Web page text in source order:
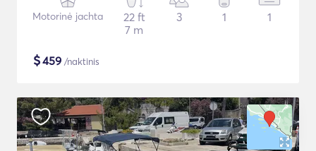
Motorinė jachta
22 ft
7 m
3 1 1
$459 /naktinis